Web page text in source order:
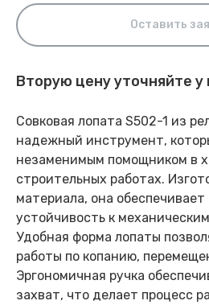
Оставить
Вторую цену уточняйте
Совковая лопата S502-1 из
надежный инструмент,
незаменимым помощником в
строительных работах.
материала, она обеспечивает
устойчивость к
Удобная форма лопаты
работы по копанию,
Эргономичная ручка
захват, что делает процесс